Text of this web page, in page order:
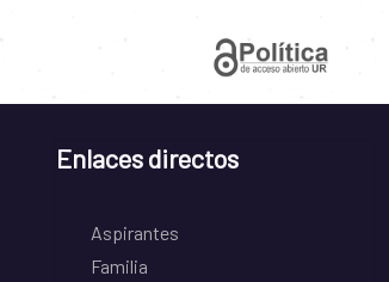
Enlaces directos
Aspirantes
Familia